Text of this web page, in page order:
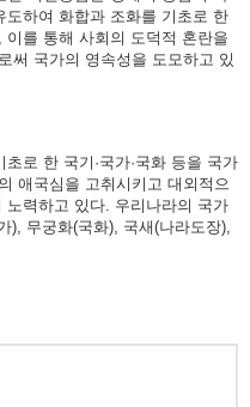
하여 화합과 조화를 기초로 한
를 통해 사회의 도덕적 혼란을
써 국가의 영속성을 도모하고 있
로 한 국기·국가·국화 등을 국가
애국심을 고취시키고 대외적으
력하고 있다. 우리나라의 국가
), 무궁화(국화), 국새(나라도장),